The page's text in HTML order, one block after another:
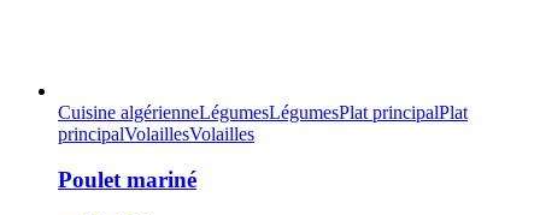
Cuisine algérienneLégumesLégumesPlat principalPlat
principalVolaillesVolailles
Poulet mariné